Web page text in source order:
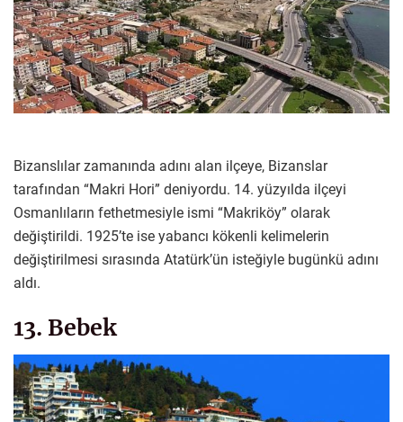
Bizanslılar zamanında adını alan ilçeye, Bizanslar
tarafından “Makri Hori” deniyordu. 14. yüzyılda ilçeyi
Osmanlıların fethetmesiyle ismi “Makriköy” olarak
değiştirildi. 1925’te ise yabancı kökenli kelimelerin
değiştirilmesi sırasında Atatürk’ün isteğiyle bugünkü adını
aldı.
13. Bebek